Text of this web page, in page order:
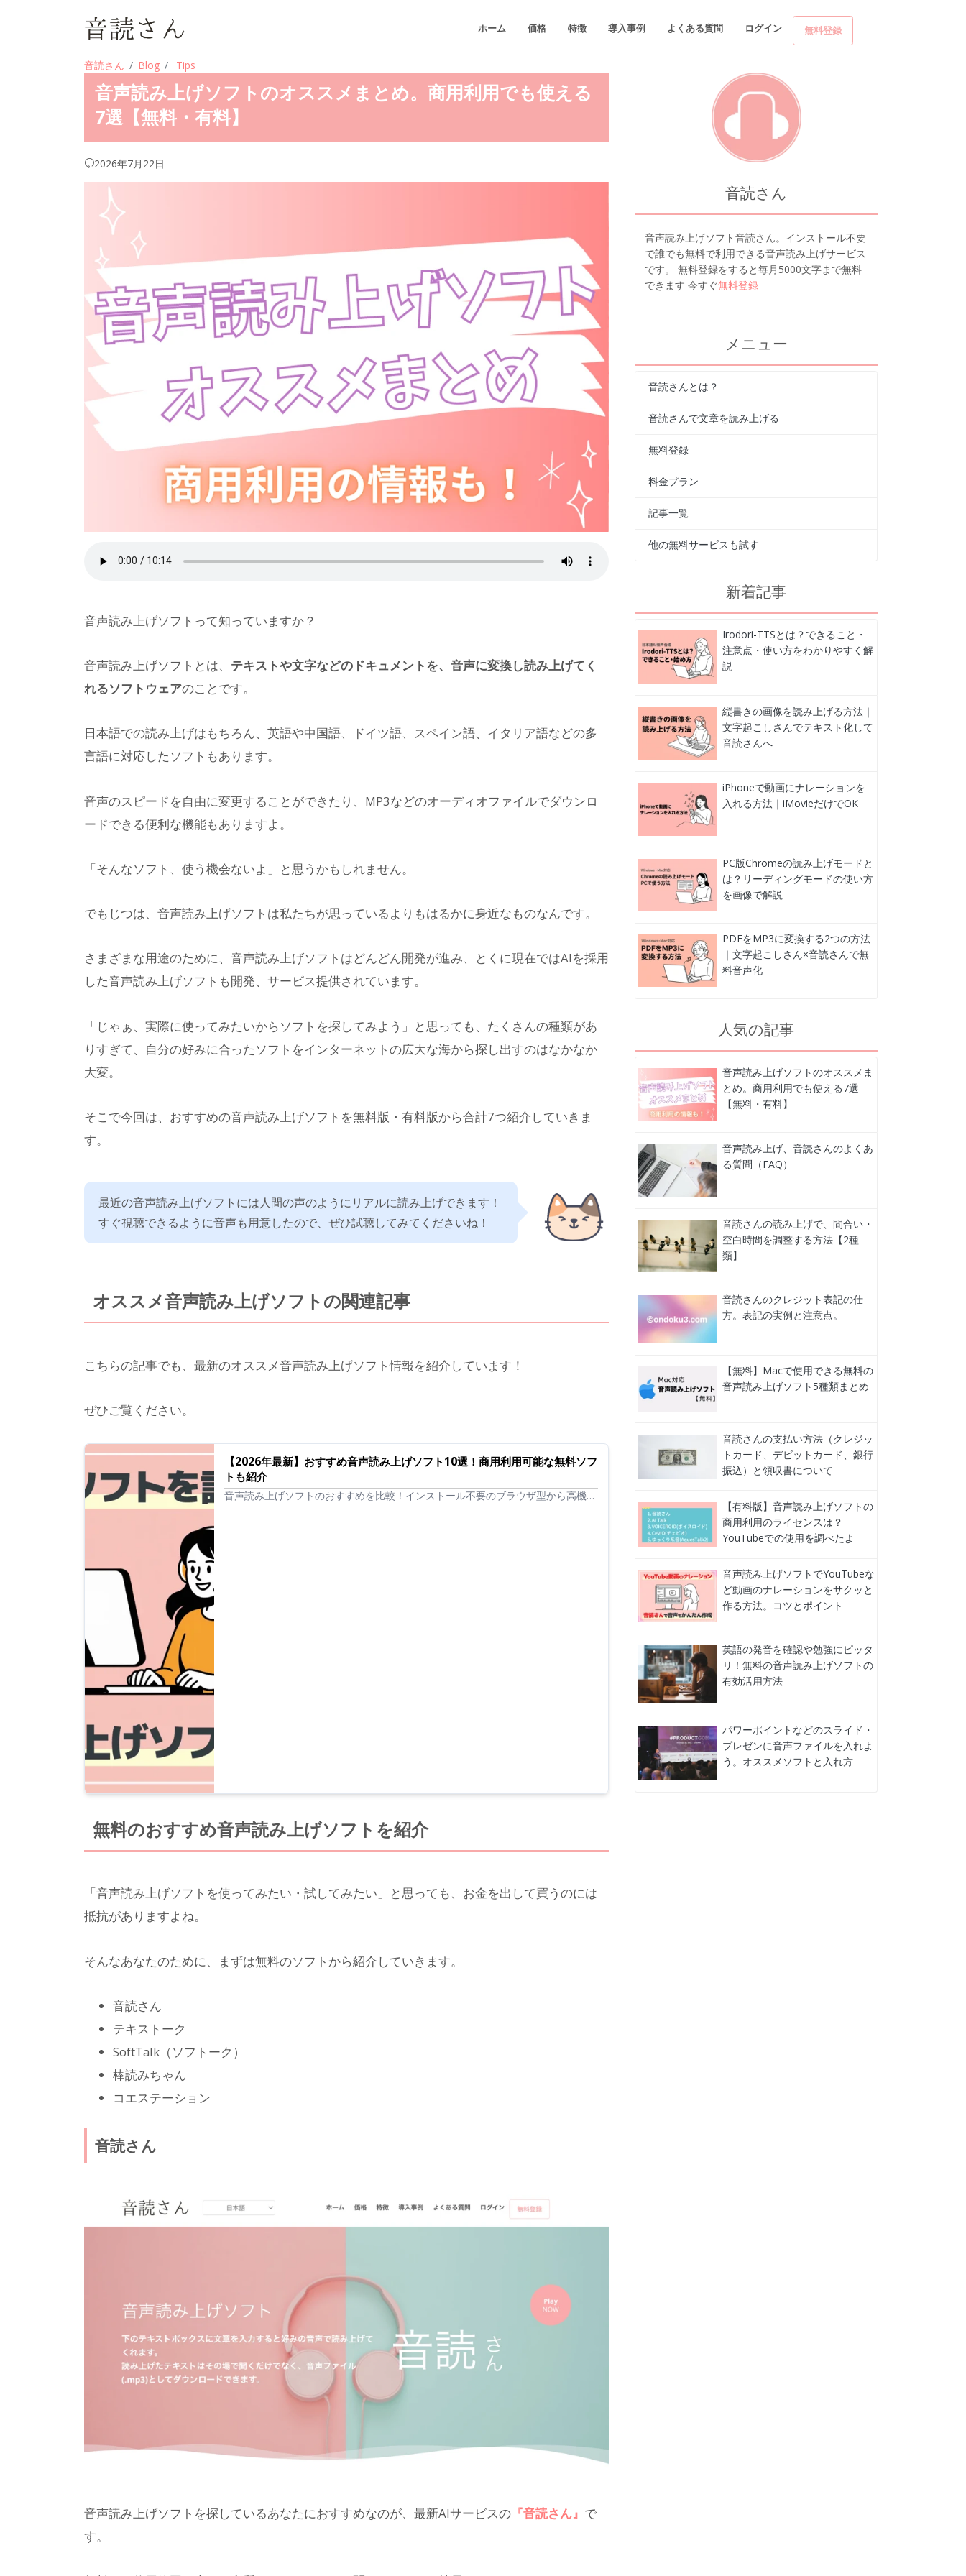
ホーム 価格 特徴 導入事例 よくある質問 ログイン 無料登録
音読さん Blog Tips
音声読み上げソフトのオススメまとめ。商用利用でも使える
7選【無料・有料】
2026年7月22日
音声読み上げソフトって知っていますか？
音声読み上げソフトとは、 テキストや文字などのドキュメントを、音声に変換し読み上げてく
れるソフトウェアのことです。
日本語での読み上げはもちろん、英語や中国語、ドイツ語、スペイン語、イタリア語などの多
言語に対応したソフトもあります。
音声のスピードを自由に変更することができたり、MP3などのオーディオファイルでダウンロ
ードできる便利な機能もありますよ。
「そんなソフト、使う機会ないよ」と思うかもしれません。
でもじつは、音声読み上げソフトは私たちが思っているよりもはるかに身近なものなんです。
さまざまな用途のために、音声読み上げソフトはどんどん開発が進み、とくに現在ではAIを採用
した音声読み上げソフトも開発、サービス提供されています。
「じゃぁ、実際に使ってみたいからソフトを探してみよう」と思っても、たくさんの種類があ
りすぎて、自分の好みに合ったソフトをインターネットの広大な海から探し出すのはなかなか
大変。
そこで今回は、おすすめの音声読み上げソフトを無料版・有料版から合計7つ紹介していきま
す。
最近の音声読み上げソフトには人間の声のようにリアルに読み上げできます！
すぐ視聴できるように音声も用意したので、ぜひ試聴してみてくださいね！
オススメ音声読み上げソフトの関連記事
こちらの記事でも、最新のオススメ音声読み上げソフト情報を紹介しています！
ぜひご覧ください。
【2026年最新】おすすめ音声読み上げソフト10選！商用利用可能な無料ソフ
トも紹介
音声読み上げソフトのおすすめを比較！インストール不要のブラウザ型から高機能
無料のおすすめ音声読み上げソフトを紹介
「音声読み上げソフトを使ってみたい・試してみたい」と思っても、お金を出して買うのには
抵抗がありますよね。
そんなあなたのために、まずは無料のソフトから紹介していきます。
音読さん
テキストーク
SoftTalk（ソフトーク）
棒読みちゃん
コエステーション
音読さん
音声読み上げソフトを探しているあなたにおすすめなのが、最新AIサービスの 『音読さん』 で
す。
音読さん
音声読み上げソフト音読さん。インストール不要
で誰でも無料で利用できる音声読み上げサービス
です。 無料登録をすると毎月5000文字まで無料
できます 今すぐ無料登録
メニュー
音読さんとは？
音読さんで文章を読み上げる
無料登録
料金プラン
記事一覧
他の無料サービスも試す
新着記事
Irodori-TTSとは？できること・
注意点・使い方をわかりやすく解
説
縦書きの画像を読み上げる方法｜
文字起こしさんでテキスト化して
音読さんへ
iPhoneで動画にナレーションを
入れる方法｜iMovieだけでOK
PC版Chromeの読み上げモードと
は？リーディングモードの使い方
を画像で解説
PDFをMP3に変換する2つの方法
｜文字起こしさん×音読さんで無
料音声化
人気の記事
音声読み上げソフトのオススメま
とめ。商用利用でも使える7選
【無料・有料】
音声読み上げ、音読さんのよくあ
る質問（FAQ）
音読さんの読み上げで、間合い・
空白時間を調整する方法【2種
類】
音読さんのクレジット表記の仕
方。表記の実例と注意点。
【無料】Macで使用できる無料の
音声読み上げソフト5種類まとめ
音読さんの支払い方法（クレジッ
トカード、デビットカード、銀行
振込）と領収書について
【有料版】音声読み上げソフトの
商用利用のライセンスは？
YouTubeでの使用を調べたよ
音声読み上げソフトでYouTubeな
ど動画のナレーションをサクッと
作る方法。コツとポイント
英語の発音を確認や勉強にピッタ
リ！無料の音声読み上げソフトの
有効活用方法
パワーポイントなどのスライド・
プレゼンに音声ファイルを入れよ
う。オススメソフトと入れ方